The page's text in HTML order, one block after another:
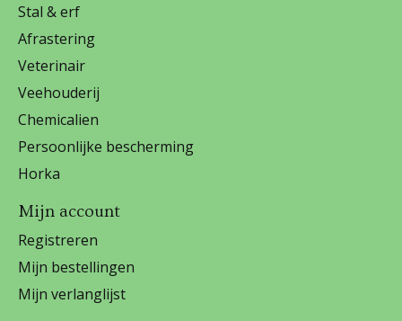
Stal & erf
Afrastering
Veterinair
Veehouderij
Chemicalien
Persoonlijke bescherming
Horka
Mijn account
Registreren
Mijn bestellingen
Mijn verlanglijst